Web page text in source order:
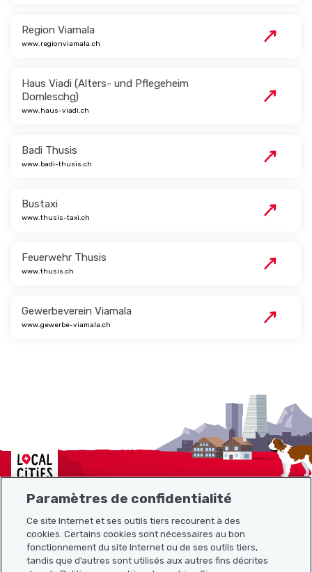
Region Viamala
www.regionviamala.ch
Haus Viadi (Alters- und Pflegeheim
Domleschg)
www.haus-viadi.ch
Badi Thusis
www.badi-thusis.ch
Bustaxi
www.thusis-taxi.ch
Feuerwehr Thusis
www.thusis.ch
Gewerbeverein Viamala
www.gewerbe-viamala.ch
Localcities
Plan du site
Liens utiles
Paramètres de confidentialité
Ce site Internet et ses outils tiers recourent à des
cookies. Certains cookies sont nécessaires au bon
fonctionnement du site Internet ou de ses outils tiers,
tandis que d’autres sont utilisés aux autres fins décrites